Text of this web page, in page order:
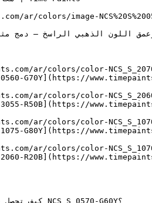
ar/colors/image-
ar/colors/color-
G70Y](https://
ar/colors/color-
R50B](https://
ar/colors/color-
G80Y](https://
ar/colors/color-
R20B](https://